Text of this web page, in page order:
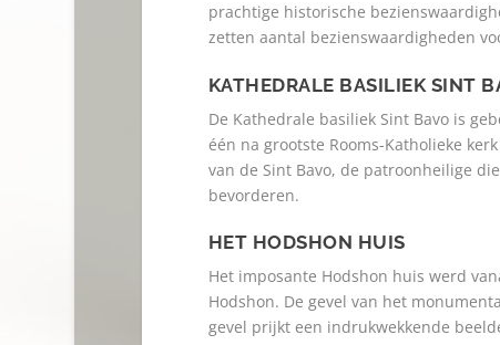
prachtige historische
zetten aantal bezienswaardigheden
KATHEDRALE BASILIEK SINT
De Kathedrale basiliek Sint Bavo is
één na grootste Rooms-Katholieke
van de Sint Bavo, de patroonheilige
bevorderen.
HET HODSHON HUIS
Het imposante Hodshon huis werd
Hodshon. De gevel van het
gevel prijkt een indrukwekkende